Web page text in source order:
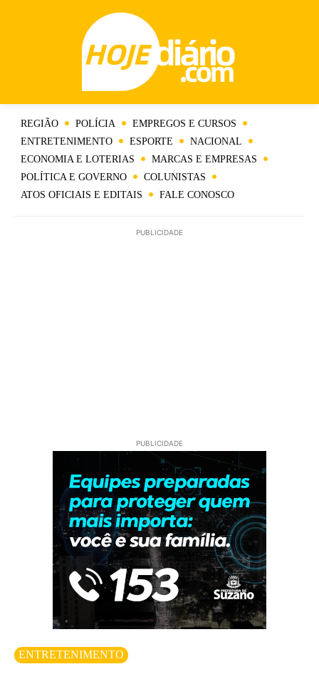
REGIÃO POLÍCIA
EMPREGOS E CURSOS
ENTRETENIMENTO
ESPORTE
NACIONAL
ECONOMIA E LOTERIAS
MARCAS E EMPRESAS
POLÍTICA E GOVERNO
COLUNISTAS
ATOS OFICIAIS E EDITAIS
FALE CONOSCO
PUBLICIDADE
PUBLICIDADE
ENTRETENIMENTO